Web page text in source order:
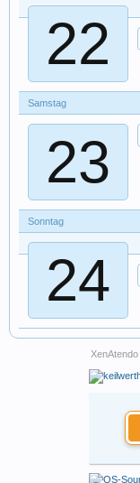
22
Samstag
23
Sonntag
24
XenAtendo